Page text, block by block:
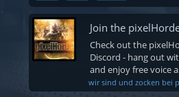
Join the
Check out the
Discord - hang out
and enjoy free voice
wir sind und zocken bei